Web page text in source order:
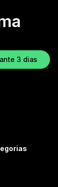
3 dias